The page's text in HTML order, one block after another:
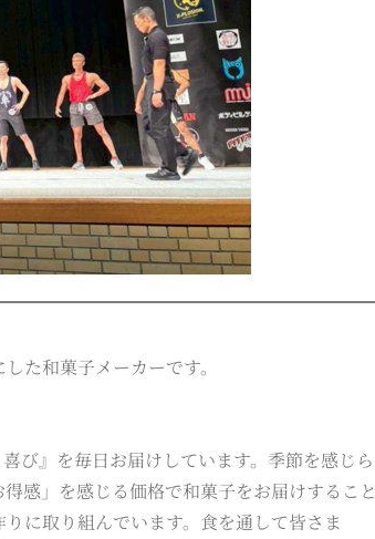
た和菓子メーカーです。
び』を毎日お届けしています。季節を感じら
感」を感じる価格で和菓子をお届けすること
に取り組んでいます。食を通して皆さま